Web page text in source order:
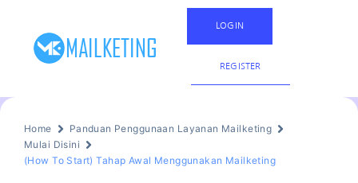
LOGIN
REGISTER
Home
Panduan Penggunaan Layanan Mailketing
Mulai Disini
(How To Start) Tahap Awal Menggunakan Mailketing